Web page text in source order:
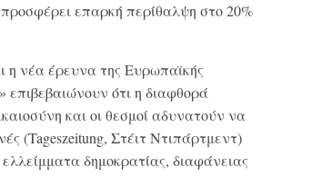
επαρκή περίθαλψη στο 20%
νέα έρευνα της Ευρωπαϊκής
ότι η διαφθορά
και οι θεσμοί αδυνατούν να
(Tageszeitung, Στέιτ Ντιπάρτμεντ)
δημοκρατίας, διαφάνειας